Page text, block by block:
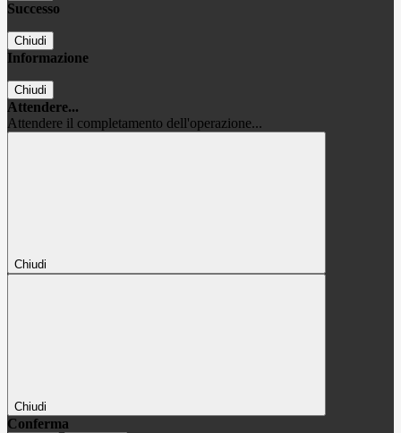
Successo
Chiudi
Informazione
Chiudi
Attendere...
Attendere il completamento dell'operazione...
Chiudi
Chiudi
Conferma